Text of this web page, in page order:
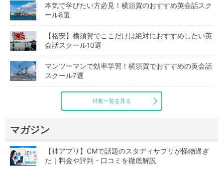
本気で学びたい方必見！横須賀のおすすめ英会話スク
ール8選
【格安】横須賀でここだけは絶対におすすめしたい英
会話スクール10選
マンツーマンで効率学習！横須賀でおすすめの英会話
スクール7選
特集一覧を見る
マガジン
【神アプリ】CMで話題のスタディサプリが怪物過ぎ
た｜料金や評判・口コミを徹底解説